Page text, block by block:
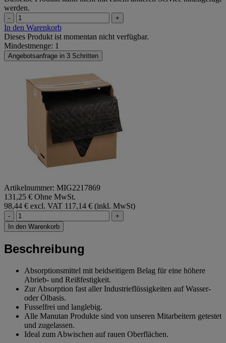
werden.
- +
In den Warenkorb
Dieses Produkt ist momentan nicht verfügbar.
Mindestmenge: 1
Angebotsanfrage in 3 Schritten
Artikelnummer: MIG2217869
131,25 € Ohne MwSt.
98,44 € excl. VAT 117,14 € (inkl. MwSt)
-
+
In den Warenkorb
Beschreibung
Absorptionsmittel mit beidseitigem Belag für eine höhere
Abrieb- und Reißfestigkeit.
Zur Absorption fast aller Industrieflüssigkeiten auf Wasser-
oder Ölbasis.
Fusselfrei und langlebig.
Alle Manutan Produkte sind von unseren Mitarbeitern getestet
und zugelassen.
Ideal zum Abwischen auf rauen Oberflächen.